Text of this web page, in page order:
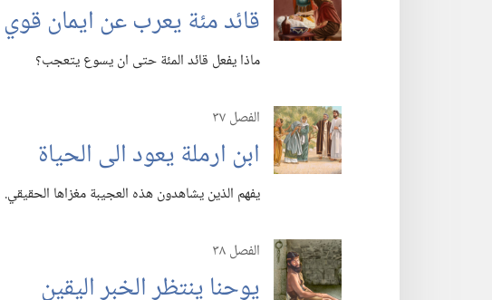
قائد مئة يعرب عن ايمان قوي
ماذا يفعل قائد المئة حتى ان يسوع يتعجب؟‏
الفصل ٣٧
ابن ارملة يعود الى الحياة
يفهم الذين يشاهدون هذه العجيبة مغزاها الحقيقي.‏
الفصل ٣٨
يوحنا ينتظر الخبر اليقين